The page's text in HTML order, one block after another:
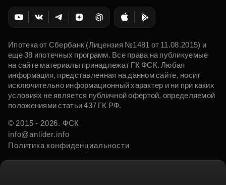
Ипотека от Сбербанк (Лицензия №1481 от 11.08.2015) и
еще 38 ипотечных программ. Все права на публикуемые
на сайте материалы принадлежат ГК ФСК. Любая
информация, представленная на данном сайте, носит
исключительно информационный характер и ни при каких
условиях не является публичной офертой, определяемой
положениями статьи 437 ГК РФ.
© 2015 - 2026. ФСК
info@anlider.info
Политика конфиденциальности